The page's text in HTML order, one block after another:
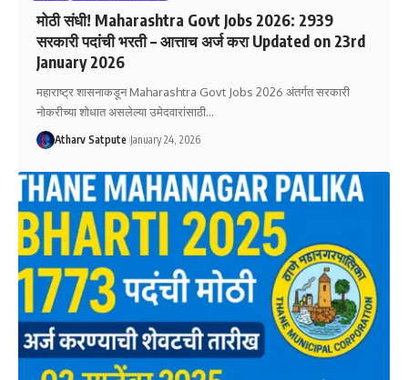
मोठी संधी! Maharashtra Govt Jobs 2026: 2939
सरकारी पदांची भरती – आत्ताच अर्ज करा Updated on 23rd
January 2026
महाराष्ट्र शासनाकडून Maharashtra Govt Jobs 2026 अंतर्गत सरकारी
नोकरीच्या शोधात असलेल्या उमेदवारांसाठी…
Atharv Satpute January 24, 2026